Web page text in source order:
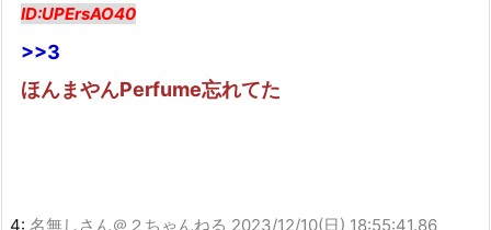
ID:UPErsAO40
>>3
ほんまやんPerfume忘れてた
4: 名無しさん＠２ちゃんねる 2023/12/10(日) 18:55:41.86